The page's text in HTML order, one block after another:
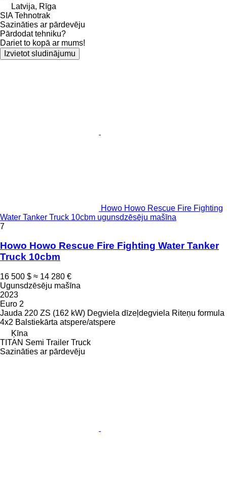
Latvija, Rīga
SIA Tehnotrak
Sazināties ar pārdevēju
Pārdodat tehniku?
Dariet to kopā ar mums!
Izvietot sludinājumu
Howo Howo Rescue Fire Fighting
Water Tanker Truck 10cbm ugunsdzēsēju mašīna
7
Howo Howo Rescue Fire Fighting Water Tanker
Truck 10cbm
16 500 $ ≈ 14 280 €
Ugunsdzēsēju mašīna
2023
Euro 2
Jauda 220 ZS (162 kW) Degviela dīzeļdegviela Riteņu formula
4x2 Balstiekārta atspere/atspere
Ķīna
TITAN Semi Trailer Truck
Sazināties ar pārdevēju